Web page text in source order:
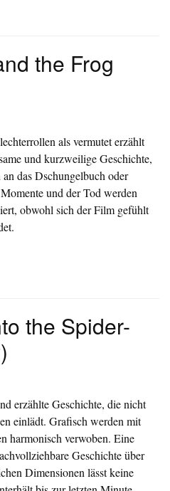
the Frog
als vermutet erzählt
und kurzweilige Geschichte,
das Dschungelbuch oder
und der Tod werden
obwohl sich der Film gefühlt
the Spider-
erzählte Geschichte, die nicht
einlädt. Grafisch werden mit
harmonisch verwoben. Eine
Geschichte über
Dimensionen lässt keine